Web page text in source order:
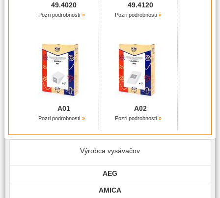
49.4020
Pozri podrobnosti
49.4120
Pozri podrobnosti
A01
Pozri podrobnosti
A02
Pozri podrobnosti
Výrobca vysávačov
AEG
AMICA